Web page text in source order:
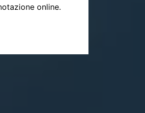
online.